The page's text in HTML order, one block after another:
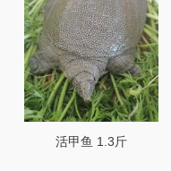
活甲鱼 1.3斤